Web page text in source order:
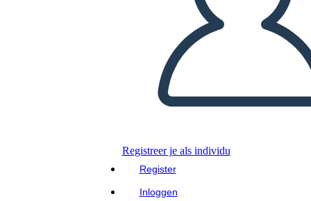
Registreer je als individu
Register
Inloggen